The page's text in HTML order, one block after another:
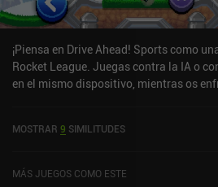
¡Piensa en Drive Ahead! Sports como
Rocket League. Juegas contra la IA o
en el mismo dispositivo, mientras os
y estadios que desbloquear, y pronto se
la parte negativa es que te encontrarás
MOSTRAR 9 SIMILITUDES
MÁS JUEGOS COMO ESTE